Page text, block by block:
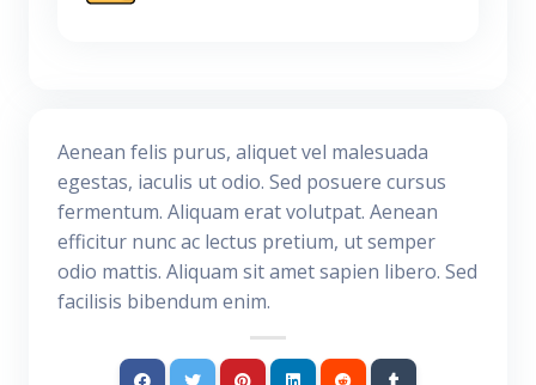
Aenean felis purus, aliquet vel malesuada
egestas, iaculis ut odio. Sed posuere cursus
fermentum. Aliquam erat volutpat. Aenean
efficitur nunc ac lectus pretium, ut semper
odio mattis. Aliquam sit amet sapien libero. Sed
facilisis bibendum enim.